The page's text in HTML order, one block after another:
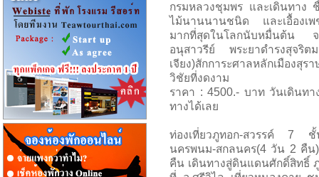
กรมหลวงชุมพร และเดินทาง
ไม้นานนานชนิด และเอื้องเ
มากที่สุดในโลกนับหมื่นต้น จ
อนุสาวรีย์ พระยาดำรงสุจริ
เจียง)สักการะศาลหลักเมือง
วิชัยที่งดงาม
ราคา : 4500.- บาท วันเดินท
ทางได้เลย
ท่องเที่ยวภูทอก-สวรรค์ 7
นครพนม-สกลนคร(4 วัน 2 คืน
คืน เดินทางสู่ดินแดนศักดิ์สิทธิ์